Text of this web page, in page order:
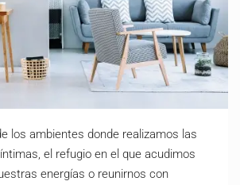
los ambientes donde realizamos las
el refugio en el que acudimos
energías o reunirnos con